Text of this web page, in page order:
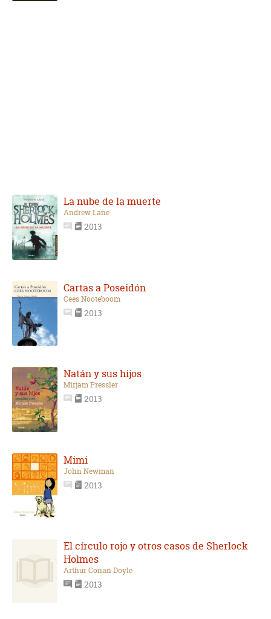
La nube de la muerte
Andrew Lane
2013
Cartas a Poseidón
Cees Nooteboom
2013
Natán y sus hijos
Mirjam Pressler
2013
Mimi
John Newman
2013
El círculo rojo y otros casos de Sherlock
Holmes
Arthur Conan Doyle
2013